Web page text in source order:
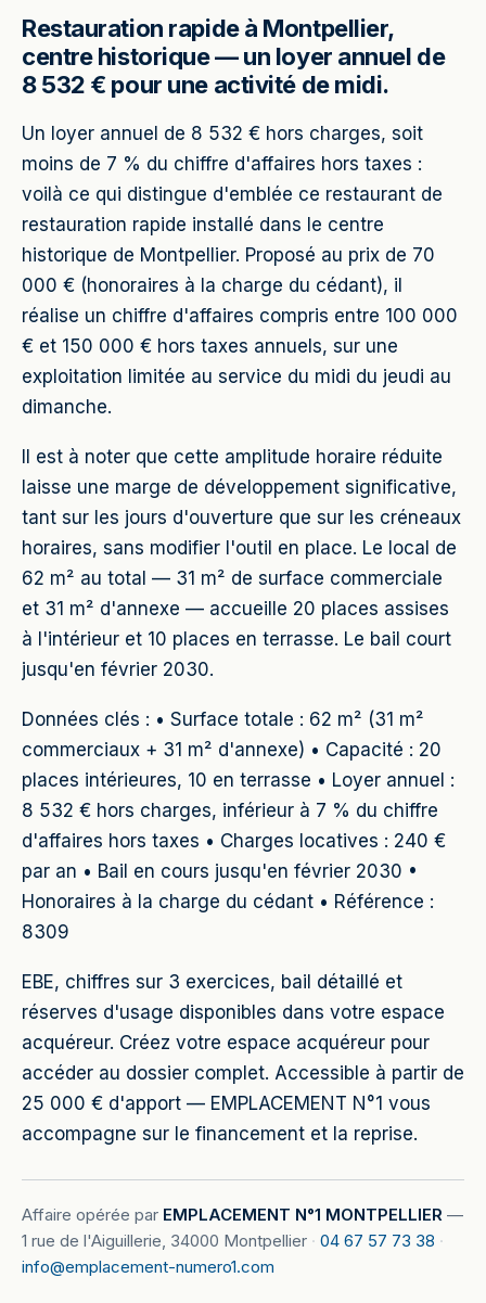
Restauration rapide à Montpellier,
centre historique — un loyer annuel de
8 532 € pour une activité de midi.
Un loyer annuel de 8 532 € hors charges, soit
moins de 7 % du chiffre d'affaires hors taxes :
voilà ce qui distingue d'emblée ce restaurant de
restauration rapide installé dans le centre
historique de Montpellier. Proposé au prix de 70
000 € (honoraires à la charge du cédant), il
réalise un chiffre d'affaires compris entre 100 000
€ et 150 000 € hors taxes annuels, sur une
exploitation limitée au service du midi du jeudi au
dimanche.
Il est à noter que cette amplitude horaire réduite
laisse une marge de développement significative,
tant sur les jours d'ouverture que sur les créneaux
horaires, sans modifier l'outil en place. Le local de
62 m² au total — 31 m² de surface commerciale
et 31 m² d'annexe — accueille 20 places assises
à l'intérieur et 10 places en terrasse. Le bail court
jusqu'en février 2030.
Données clés : • Surface totale : 62 m² (31 m²
commerciaux + 31 m² d'annexe) • Capacité : 20
places intérieures, 10 en terrasse • Loyer annuel :
8 532 € hors charges, inférieur à 7 % du chiffre
d'affaires hors taxes • Charges locatives : 240 €
par an • Bail en cours jusqu'en février 2030 •
Honoraires à la charge du cédant • Référence :
8309
EBE, chiffres sur 3 exercices, bail détaillé et
réserves d'usage disponibles dans votre espace
acquéreur. Créez votre espace acquéreur pour
accéder au dossier complet. Accessible à partir de
25 000 € d'apport — EMPLACEMENT N°1 vous
accompagne sur le financement et la reprise.
Affaire opérée par EMPLACEMENT N°1 MONTPELLIER —
1 rue de l'Aiguillerie, 34000 Montpellier · 04 67 57 73 38 ·
info@emplacement-numero1.com